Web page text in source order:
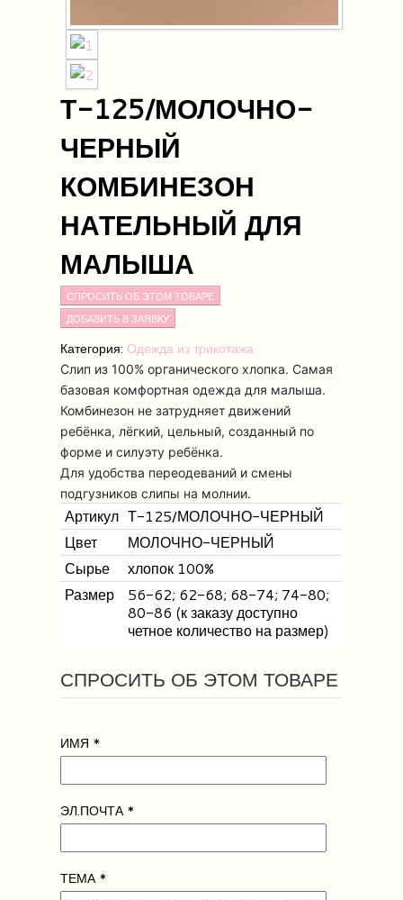
Т-125/МОЛОЧНО-
ЧЕРНЫЙ
КОМБИНЕЗОН
НАТЕЛЬНЫЙ ДЛЯ
МАЛЫША
СПРОСИТЬ ОБ ЭТОМ ТОВАРЕ
Категория: Одежда из трикотажа
Слип из 100% органического хлопка. Самая
базовая комфортная одежда для малыша.
Комбинезон не затрудняет движений
ребёнка, лёгкий, цельный, созданный по
форме и силуэту ребёнка.
Для удобства переодеваний и смены
подгузников слипы на молнии.
Артикул Т-125/МОЛОЧНО-ЧЕРНЫЙ
Цвет
МОЛОЧНО-ЧЕРНЫЙ
Сырье
хлопок 100%
Размер
56-62; 62-68; 68-74; 74-80;
80-86 (к заказу доступно
четное количество на размер)
СПРОСИТЬ ОБ ЭТОМ ТОВАРЕ
ИМЯ *
ЭЛ.ПОЧТА*
ТЕМА*